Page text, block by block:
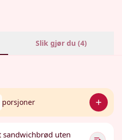
Slik gjør du (4)
porsjoner
uten